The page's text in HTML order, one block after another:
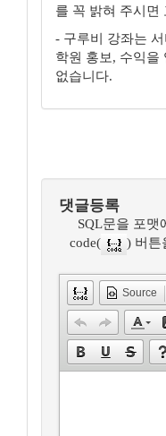
를 꼭 밝혀 주시면
- 구루비 강좌는
학원 홍보, 수익을
없습니다.
댓글등록
SQL문을 포맷
code(
) 버튼
Source